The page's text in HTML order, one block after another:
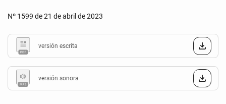
Nº 1599 de 21 de abril de 2023
versión escrita
versión sonora